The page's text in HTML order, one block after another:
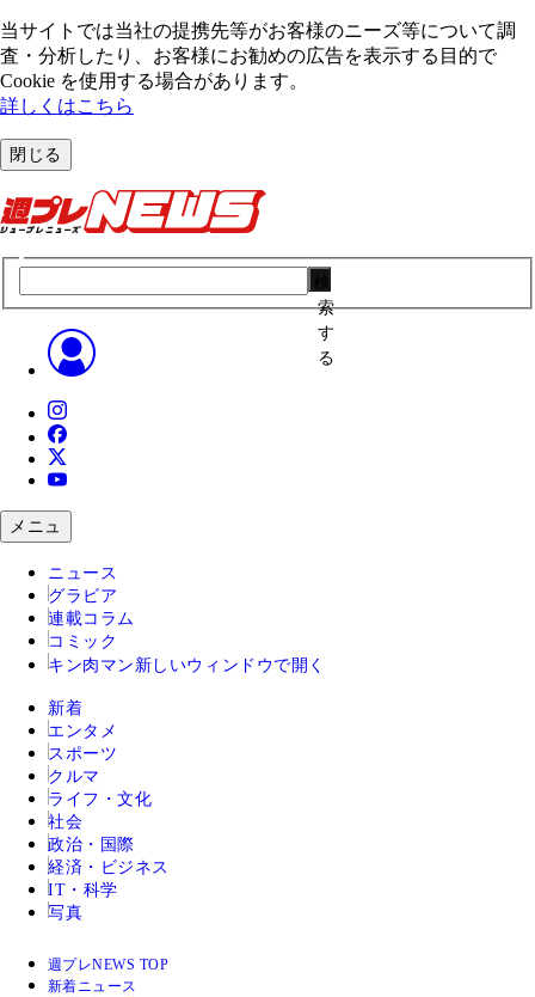
当サイトでは当社の提携先等がお客様のニーズ等について調
査・分析したり、お客様にお勧めの広告を表⽰する⽬的で
Cookie を使⽤する場合があります。
詳しくはこちら
閉じる
索
す
る
メニュ
ニュース
グラビア
連載コラム
コミック
キン肉マン 新しいウィンドウで開く
新着
エンタメ
スポーツ
クルマ
ライフ・文化
社会
政治・国際
経済・ビジネス
IT・科学
写真
週プレNEWS TOP
新着ニュース